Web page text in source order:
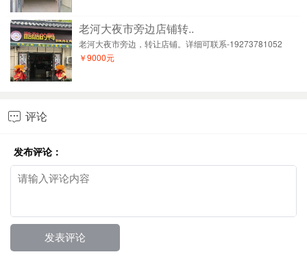
老河大夜市旁边店铺转..
老河大夜市旁边，转让店铺。详细可联系-19273781052
￥9000元
 评论
发布评论：